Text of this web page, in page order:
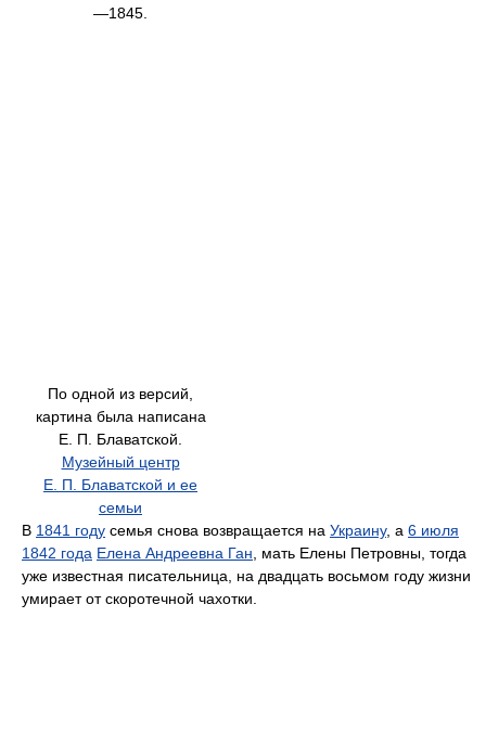
—1845.
По одной из версий,
картина была написана
Е. П. Блаватской.
Музейный центр
Е. П. Блаватской и ее
семьи
В 1841 году семья снова возвращается на Украину, а 6 июля
1842 года Елена Андреевна Ган, мать Елены Петровны, тогда
уже известная писательница, на двадцать восьмом году жизни
умирает от скоротечной чахотки.